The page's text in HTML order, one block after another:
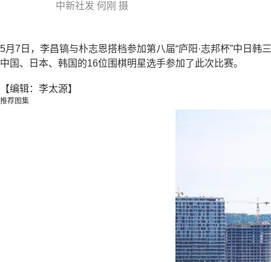
中新社发 何刚 摄
5月7日，李昌镐与朴志恩搭档参加第八届“庐阳·志邦杯”中日
中国、日本、韩国的16位围棋明星选手参加了此次比赛。
【编辑：李太源】
推荐图集